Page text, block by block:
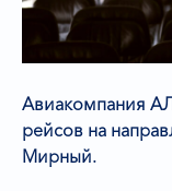
Авиакомпания
рейсов на
Мирный.